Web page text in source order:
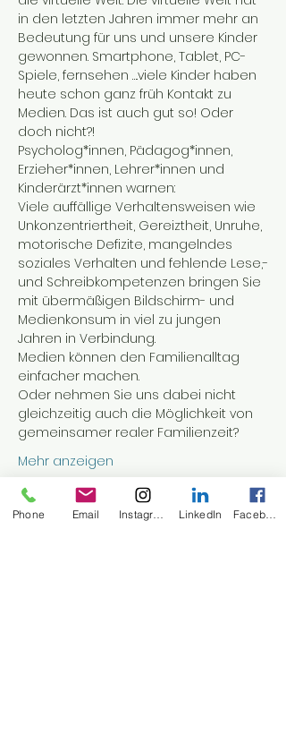
in den letzten Jahren immer mehr an
Bedeutung für uns und unsere Kinder
gewonnen. Smartphone, Tablet, PC-
Spiele, fernsehen ….viele Kinder haben
heute schon ganz früh Kontakt zu
Medien. Das ist auch gut so! Oder
doch nicht?!
Psycholog*innen, Pädagog*innen,
Erzieher*innen, Lehrer*innen und
Kinderärzt*innen warnen:
Viele auffällige Verhaltensweisen wie
Unkonzentriertheit, Gereiztheit, Unruhe,
motorische Defizite, mangelndes
soziales Verhalten und fehlende Lese,-
und Schreibkompetenzen bringen Sie
mit übermäßigen Bildschirm- und
Medienkonsum in viel zu jungen
Jahren in Verbindung.
Medien können den Familienalltag
einfacher machen.
Oder nehmen Sie uns dabei nicht
gleichzeitig auch die Möglichkeit von
gemeinsamer realer Familienzeit?
Mehr anzeigen
Phone Email LinkedIn